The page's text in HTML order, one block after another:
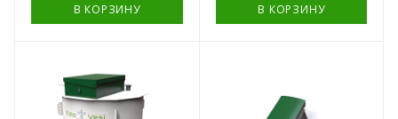
В КОРЗИНУ В КОРЗИНУ
1200*747*358